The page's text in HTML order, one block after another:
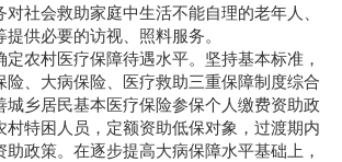
社会救助家庭中生活不能自理的老年人、
供必要的访视、照料服务。
村医疗保障待遇水平。坚持基本标准，
险、大病保险、医疗救助三重保障制度综合
城乡居民基本医疗保险参保个人缴费资助政
村特困人员，定额资助低保对象，过渡期内
政策。在逐步提高大病保障水平基础上，